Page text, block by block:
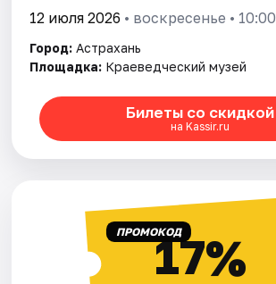
12 июля 2026 • воскресенье • 10:00
Город: Астрахань
Площадка: Краеведческий музей
Билеты со скидкой
на Kassir.ru
ПРОМОКОД17%